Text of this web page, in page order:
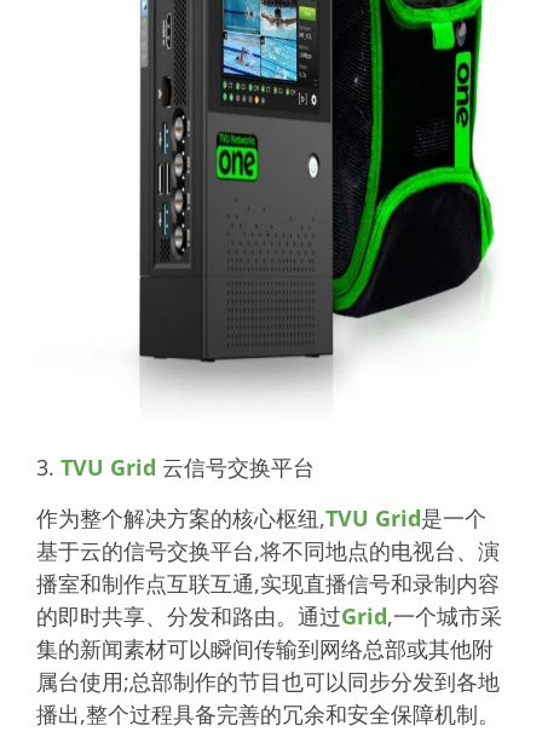
3. TVU Grid 云信号交换平台
作为整个解决方案的核心枢纽,TVU Grid是一个
基于云的信号交换平台,将不同地点的电视台、演
播室和制作点互联互通,实现直播信号和录制内容
的即时共享、分发和路由。通过Grid,一个城市采
集的新闻素材可以瞬间传输到网络总部或其他附
属台使用;总部制作的节目也可以同步分发到各地
播出,整个过程具备完善的冗余和安全保障机制。